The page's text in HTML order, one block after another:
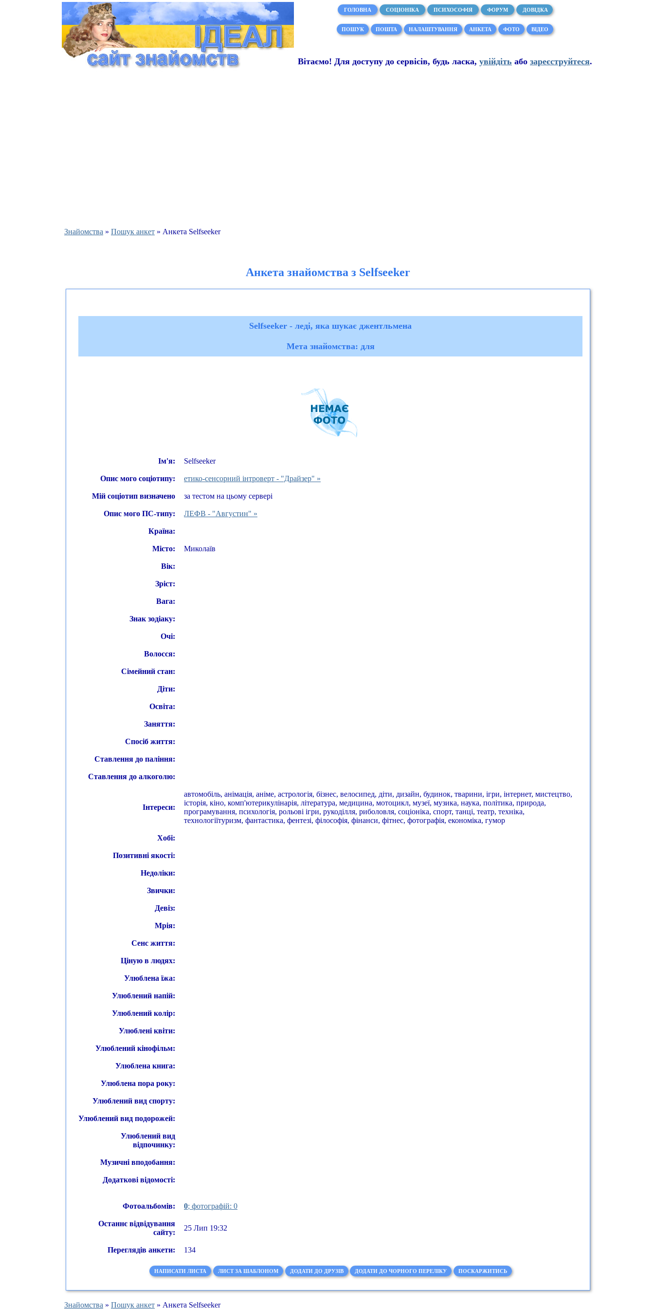
ГОЛОВНА СОЦІОНІКА ПСИХОСОФІЯ ФОРУМ ДОВІДКА
ПОШУК ПОШТА НАЛАШТУВАННЯ АНКЕТА ФОТО ВІДЕО
Вітаємо! Для доступу до сервісів, будь ласка, увійдіть або зареєструйтеся.
Знайомства » Пошук анкет » Анкета Selfseeker
Анкета знайомства з Selfseeker
Selfseeker - леді, яка шукає джентльмена
Мета знайомства: для
Ім'я: Selfseeker
Опис мого соціотипу: етико-сенсорний інтроверт - "Драйзер" »
Мій соціотип визначено за тестом на цьому сервері
Опис мого ПС-типу: ЛЕФВ - "Августин" »
Країна:
Місто: Миколаїв
Вік:
Зріст:
Вага:
Знак зодіаку:
Очі:
Волосся:
Сімейний стан:
Діти:
Освіта:
Заняття:
Спосіб життя:
Ставлення до паління:
Ставлення до алкоголю:
Інтереси:
автомобіль, анімація, аніме, астрологія, бізнес, велосипед, діти, дизайн, будинок, тварини, ігри, інтернет, мистецтво,
історія, кіно, комп'ютерикулінарія, література, медицина, мотоцикл, музеї, музика, наука, політика, природа,
програмування, психологія, рольові ігри, рукоділля, риболовля, соціоніка, спорт, танці, театр, техніка,
технологіїтуризм, фантастика, фентезі, філософія, фінанси, фітнес, фотографія, економіка, гумор
Хобі:
Позитивні якості:
Недоліки:
Звички:
Девіз:
Мрія:
Сенс життя:
Ціную в людях:
Улюблена їжа:
Улюблений напій:
Улюблений колір:
Улюблені квіти:
Улюблений кінофільм:
Улюблена книга:
Улюблена пора року:
Улюблений вид спорту:
Улюблений вид подорожей:
Улюблений вид
відпочинку:
Музичні вподобання:
Додаткові відомості:
Фотоальбомів: 0; фотографій: 0
Останнє відвідування
сайту:
25 Лип 19:32
Переглядів анкети: 134
НАПИСАТИ ЛИСТА ЛИСТ ЗА ШАБЛОНОМ ДОДАТИ ДО ДРУЗІВ ДОДАТИ ДО ЧОРНОГО ПЕРЕЛІКУ ПОСКАРЖИТИСЬ
Знайомства » Пошук анкет » Анкета Selfseeker